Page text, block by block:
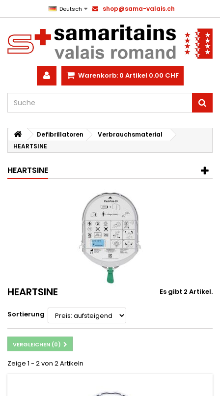
Deutsch shop@sama-valais.ch
Warenkorb: 0 Artikel 0.00 CHF
Defibrillatoren
Verbrauchsmaterial
HEARTSINE
HEARTSINE
HEARTSINE Es gibt 2 Artikel.
Sortierung
VERGLEICHEN (0)
Zeige 1 - 2 von 2 Artikeln